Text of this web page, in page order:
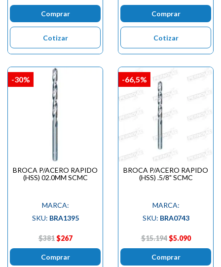
Comprar
Cotizar
Comprar
Cotizar
BROCA P/ACERO RAPIDO
(HSS) 02.0MM SCMC
MARCA:
SKU: BRA1395
$381 $267
Comprar
-30%
BROCA P/ACERO RAPIDO
(HSS) .5/8" SCMC
MARCA:
SKU: BRA0743
$15.194 $5.090
Comprar
-66,5%